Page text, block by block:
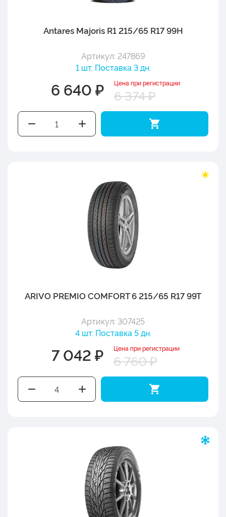
Antares Majoris R1 215/65 R17 99H
Артикул: 247869
1 шт. Поставка 3 дн.
6 640 ₽ Цена при регистрации
6 374 ₽
ARIVO PREMIO COMFORT 6 215/65 R17 99T
Артикул: 307425
4 шт. Поставка 5 дн.
7 042 ₽ Цена при регистрации
6 760 ₽